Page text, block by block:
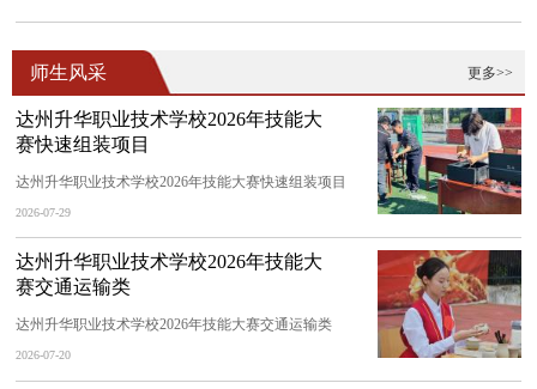
更多>>
师生风采
达州升华职业技术学校2026年技能大
赛快速组装项目
达州升华职业技术学校2026年技能大赛快速组装项目
2026-07-29
达州升华职业技术学校2026年技能大
赛交通运输类
达州升华职业技术学校2026年技能大赛交通运输类
2026-07-20